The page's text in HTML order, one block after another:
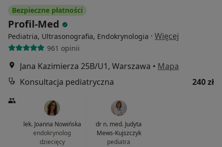
Bezpieczne płatności
Profil-Med
Pediatria, Ultrasonografia, Endokrynologia · Więcej
961 opinii
Jana Kazimierza 25B/U1, Warszawa • Mapa
Konsultacja pediatryczna
240 zł
lek. Joanna Nowińska
endokrynolog
dziecięcy
dr n. med. Judyta
Mews-Kujszczyk
pediatra